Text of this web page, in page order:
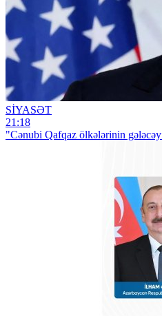
SİYASƏT
21:18
"Cənubi Qafqaz ölkələrinin